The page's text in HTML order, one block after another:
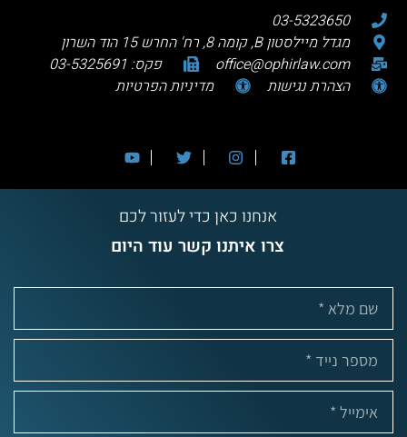
03-5323650
מגדל מיילסטון B, קומה 8, רח' החרש 15 הוד השרון
office@ophirlaw.com
פקס: 03-5325691
הצהרת נגישות
מדיניות הפרטיות
אנחנו כאן כדי לעזור לכם
צרו איתנו קשר עוד היום